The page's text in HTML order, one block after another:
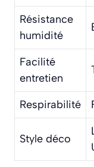
Résistance
humidité
Facilité
entretien
Respirabilité
Style déco